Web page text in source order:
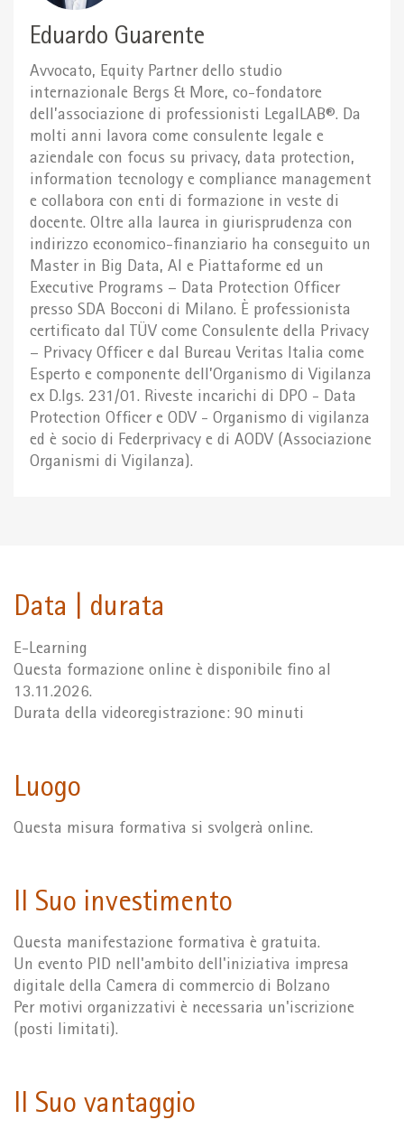
Eduardo Guarente
Avvocato, Equity Partner dello studio
internazionale Bergs & More, co-fondatore
dell’associazione di professionisti LegalLAB®. Da
molti anni lavora come consulente legale e
aziendale con focus su privacy, data protection,
information tecnology e compliance management
e collabora con enti di formazione in veste di
docente. Oltre alla laurea in giurisprudenza con
indirizzo economico-finanziario ha conseguito un
Master in Big Data, AI e Piattaforme ed un
Executive Programs – Data Protection Officer
presso SDA Bocconi di Milano. È professionista
certificato dal TÜV come Consulente della Privacy
– Privacy Officer e dal Bureau Veritas Italia come
Esperto e componente dell’Organismo di Vigilanza
ex D.lgs. 231/01. Riveste incarichi di DPO - Data
Protection Officer e ODV - Organismo di vigilanza
ed è socio di Federprivacy e di AODV (Associazione
Organismi di Vigilanza).
Data | durata
E-Learning
Questa formazione online è disponibile fino al
13.11.2026.
Durata della videoregistrazione: 90 minuti
Luogo
Questa misura formativa si svolgerà online.
Il Suo investimento
Questa manifestazione formativa è gratuita.
Un evento PID nell'ambito dell'iniziativa impresa
digitale della Camera di commercio di Bolzano
Per motivi organizzativi è necessaria un'iscrizione
(posti limitati).
Il Suo vantaggio